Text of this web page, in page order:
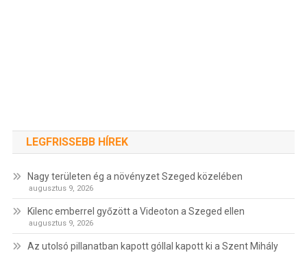
LEGFRISSEBB HÍREK
Nagy területen ég a növényzet Szeged közelében
augusztus 9, 2026
Kilenc emberrel győzött a Videoton a Szeged ellen
augusztus 9, 2026
Az utolsó pillanatban kapott góllal kapott ki a Szent Mihály